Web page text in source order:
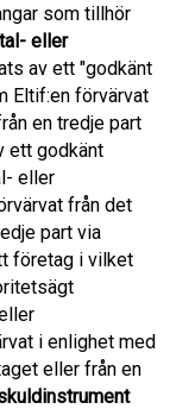
som tillhör
eller
av ett "godkänt
Eltif:en förvärvat
en tredje part
ett godkänt
eller
från det
part via
företag i vilket
i enlighet med
eller från en